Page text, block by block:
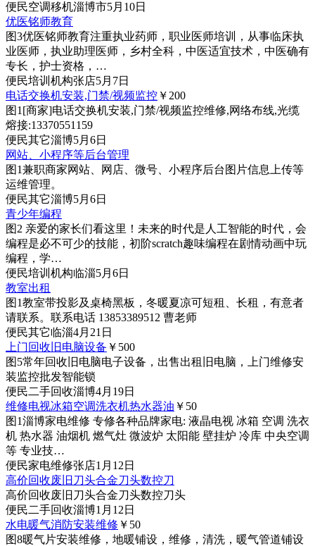
便民空调移机淄博市5月10日
优医铭师教育
图3优医铭师教育注重执业药师，职业医师培训，从事临床执
业医师，执业助理医师，乡村全科，中医适宜技术，中医确有
专长，护士资格，…
便民培训机构张店5月7日
电话交换机安装,门禁/视频监控 ￥200
图1 [商家]电话交换机安装,门禁/视频监控维修,网络布线,光缆
熔接:13370551159
便民其它淄博5月6日
网站、小程序等后台管理
图1兼职商家网站、网店、微号、小程序后台图片信息上传等
运维管理。
便民其它淄博5月6日
青少年编程
图2 亲爱的家长们看这里！未来的时代是人工智能的时代，会
编程是必不可少的技能，初阶scratch趣味编程在剧情动画中玩
编程，学…
便民培训机构临淄5月6日
教室出租
图1教室带投影及桌椅黑板，冬暖夏凉可短租、长租，有意者
请联系。联系电话 13853389512 曹老师
便民其它临淄4月21日
上门回收旧电脑设备 ￥500
图5常年回收旧电脑电子设备，出售出租旧电脑，上门维修安
装监控批发智能锁
便民二手回收淄博4月19日
维修电视冰箱空调洗衣机热水器油 ￥50
图1淄博家电维修 专修各种品牌家电: 液晶电视 冰箱 空调 洗衣
机 热水器 油烟机 燃气灶 微波炉 太阳能 壁挂炉 冷库 中央空调
等 专业技…
便民家电维修张店1月12日
高价回收废旧刀头合金刀头数控刀
高价回收废旧刀头合金刀头数控刀头
便民二手回收淄博1月12日
水电暖气消防安装维修 ￥50
图8暖气片安装维修，地暖铺设，维修，清洗，暖气管道铺设